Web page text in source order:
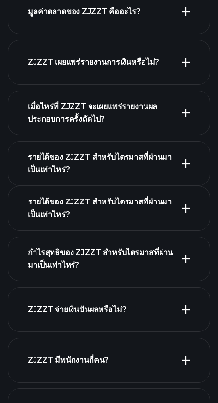
มูลค่าตลาดของ ZJZZT คืออะไร?
รายชื่อ
ZJZZT เผยแพร่รายงานการเงินหรือไม่?
ZJZZT รายงานการเงิน
เมื่อไหร่ที่ ZJZZT จะเผยแพร่รายงานผล
ประกอบการครั้งถัดไป?
ปฏิทินผลประกอบการ
รายได้ของ ZJZZT สำหรับไตรมาสที่ผ่านมา
เป็นเท่าไหร่?
ผลประกอบการของ ZJZZT
รายได้ของ ZJZZT สำหรับไตรมาสที่ผ่านมา
เป็นเท่าไหร่?
กำไรสุทธิของ ZJZZT สำหรับไตรมาสที่ผ่าน
มาเป็นเท่าไหร่?
รายงาน
ZJZZT จ่ายเงินปันผลหรือไม่?
ZJZZT มีพนักงานกี่คน?